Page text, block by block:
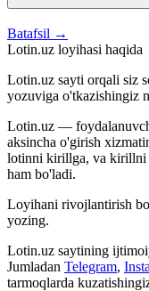
Batafsil →
Lotin.uz loyihasi haqida
Lotin.uz sayti orqali siz
yozuviga o'tkazishingiz
Lotin.uz —
aksincha o'girish
lotinni kirillga, va kirillni
ham bo'ladi.
Loyihani rivojlantirish
yozing.
Lotin.uz saytining
Jumladan Telegram,
tarmoqlarda